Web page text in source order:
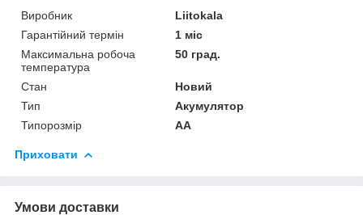
Виробник
Liitokala
Гарантійний термін
1 міс
Максимальна робоча
температура
50 град.
Стан
Новий
Тип
Акумулятор
Типорозмір
AA
Приховати
Умови доставки